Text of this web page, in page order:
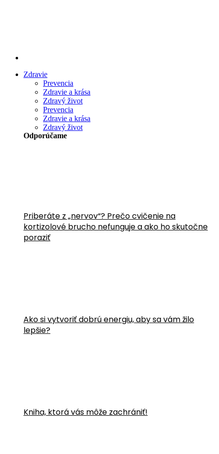
Zdravie
Prevencia
Zdravie a krása
Zdravý život
Prevencia
Zdravie a krása
Zdravý život
Odporúčame
Priberáte z „nervov“? Prečo cvičenie na
kortizolové brucho nefunguje a ako ho skutočne
poraziť
Ako si vytvoriť dobrú energiu, aby sa vám žilo
lepšie?
Kniha, ktorá vás môže zachrániť!